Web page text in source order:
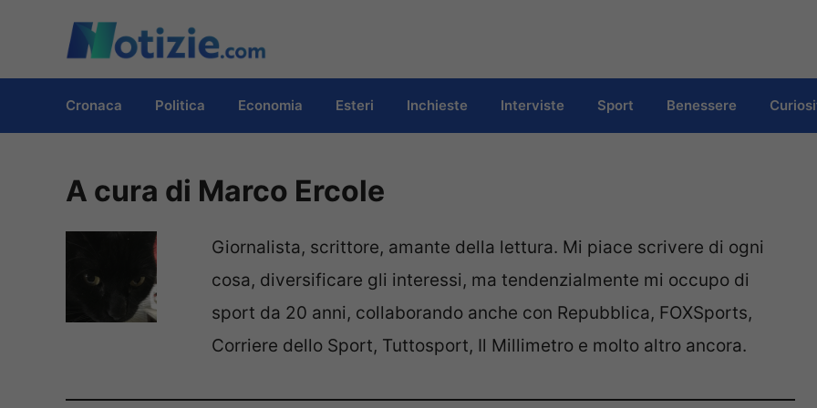
contenuto
Cronaca Politica Economia Esteri Inchieste Interviste Sport Benessere
A cura di Marco Ercole
Giornalista, scrittore, amante della lettura. Mi piace scrivere di ogni
cosa, diversificare gli interessi, ma tendenzialmente mi occupo di
sport da 20 anni, collaborando anche con Repubblica, FOXSports,
Corriere dello Sport, Tuttosport, Il Millimetro e molto altro ancora.